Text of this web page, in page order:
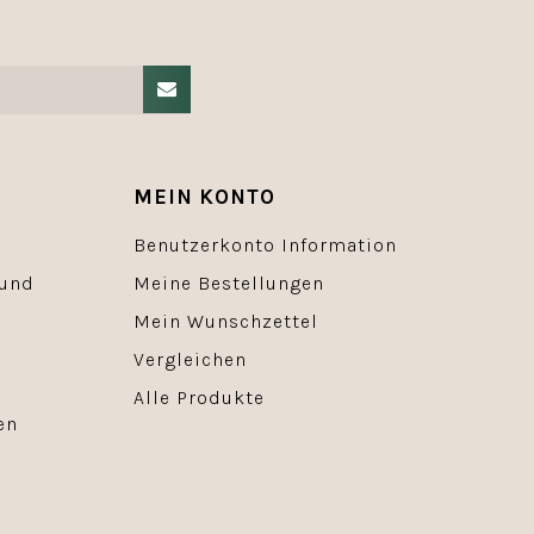
MEIN KONTO
Benutzerkonto Information
Meine Bestellungen
Mein Wunschzettel
Vergleichen
Alle Produkte